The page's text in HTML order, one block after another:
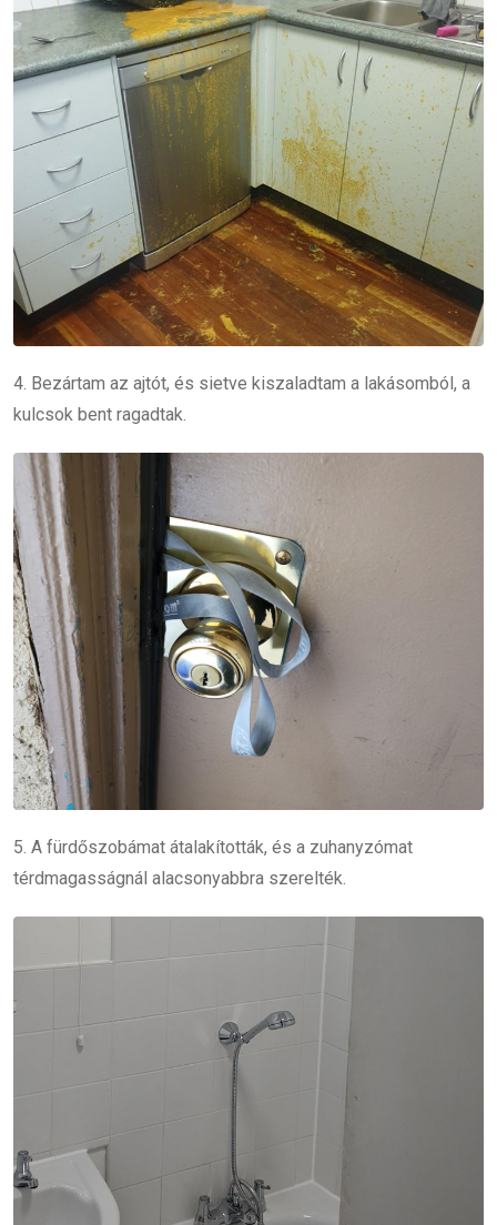
4. Bezártam az ajtót, és sietve kiszaladtam a lakásomból, a
kulcsok bent ragadtak.
5. A fürdőszobámat átalakították, és a zuhanyzómat
térdmagasságnál alacsonyabbra szerelték.